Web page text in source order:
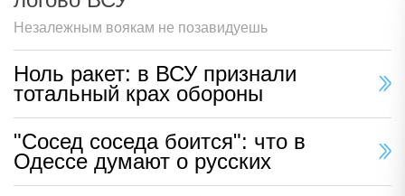
Незалежным воякам не позавидуешь
Ноль ракет: в ВСУ признали
тотальный крах обороны
"Сосед соседа боится": что в
Одессе думают о русских